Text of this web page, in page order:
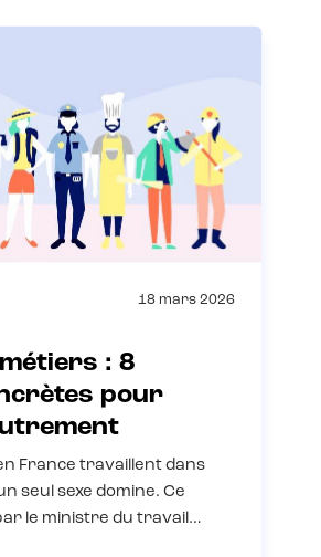
18 mars 2026
: 8
pour
France travaillent dans
seul sexe domine. Ce
le ministre du travail…